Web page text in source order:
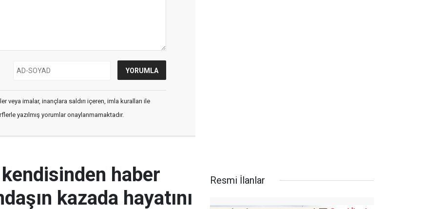
veya imalar, inançlara saldırı içeren, imla kuralları ile
yazılmış yorumlar onaylanmamaktadır.
haber
kazada hayatını
Resmi İlanlar